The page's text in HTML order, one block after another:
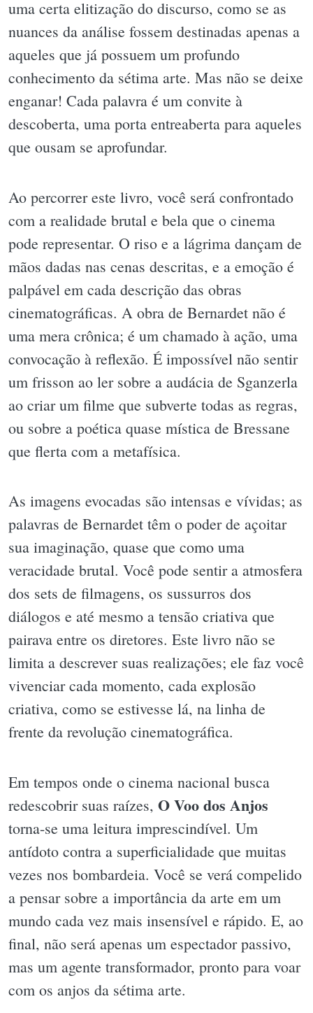
uma certa elitização do discurso, como se as
nuances da análise fossem destinadas apenas a
aqueles que já possuem um profundo
conhecimento da sétima arte. Mas não se deixe
enganar! Cada palavra é um convite à
descoberta, uma porta entreaberta para aqueles
que ousam se aprofundar.
Ao percorrer este livro, você será confrontado
com a realidade brutal e bela que o cinema
pode representar. O riso e a lágrima dançam de
mãos dadas nas cenas descritas, e a emoção é
palpável em cada descrição das obras
cinematográficas. A obra de Bernardet não é
uma mera crônica; é um chamado à ação, uma
convocação à reflexão. É impossível não sentir
um frisson ao ler sobre a audácia de Sganzerla
ao criar um filme que subverte todas as regras,
ou sobre a poética quase mística de Bressane
que flerta com a metafísica.
As imagens evocadas são intensas e vívidas; as
palavras de Bernardet têm o poder de açoitar
sua imaginação, quase que como uma
veracidade brutal. Você pode sentir a atmosfera
dos sets de filmagens, os sussurros dos
diálogos e até mesmo a tensão criativa que
pairava entre os diretores. Este livro não se
limita a descrever suas realizações; ele faz você
vivenciar cada momento, cada explosão
criativa, como se estivesse lá, na linha de
frente da revolução cinematográfica.
Em tempos onde o cinema nacional busca
redescobrir suas raízes, O Voo dos Anjos
torna-se uma leitura imprescindível. Um
antídoto contra a superficialidade que muitas
vezes nos bombardeia. Você se verá compelido
a pensar sobre a importância da arte em um
mundo cada vez mais insensível e rápido. E, ao
final, não será apenas um espectador passivo,
mas um agente transformador, pronto para voar
com os anjos da sétima arte.